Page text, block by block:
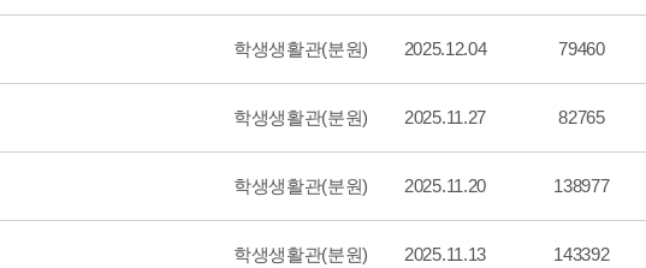
학생생활관(분원) 2025.12.04 79460
학생생활관(분원) 2025.11.27 82765
학생생활관(분원) 2025.11.20 138977
학생생활관(분원) 2025.11.13 143392